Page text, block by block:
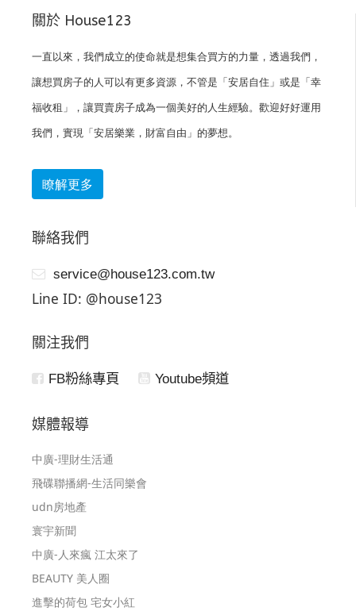
關於 House123
一直以來，我們成立的使命就是想集合買方的力量，透過我們，
讓想買房子的人可以有更多資源，不管是「安居自住」或是「幸
福收租」，讓買賣房子成為一個美好的人生經驗。歡迎好好運用
我們，實現「安居樂業，財富自由」的夢想。
瞭解更多
聯絡我們
service@house123.com.tw
Line ID: @house123
關注我們
FB粉絲專頁 Youtube頻道
媒體報導
中廣-理財生活通
飛碟聯播網-生活同樂會
udn房地產
寰宇新聞
中廣-人來瘋 江太來了
BEAUTY 美人圈
進擊的荷包 宅女小紅